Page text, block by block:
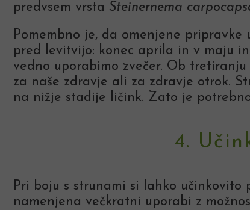
predvsem vrsta Steinernema
Pomembno je, da omenjene
pred levitvijo: konec aprila in v maju
vedno uporabimo zvečer. Ob
za naše zdravje ali za zdravje otrok.
na nižje stadije ličink. Zato je
4.
Pri boju s strunami si lahko učinkovito
namenjena večkratni uporabi z